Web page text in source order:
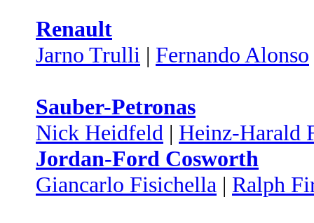
Renault
Jarno Trulli | Fernando Alonso
Sauber-Petronas
Nick Heidfeld | Heinz-Harald
Jordan-Ford Cosworth
Giancarlo Fisichella | Ralph